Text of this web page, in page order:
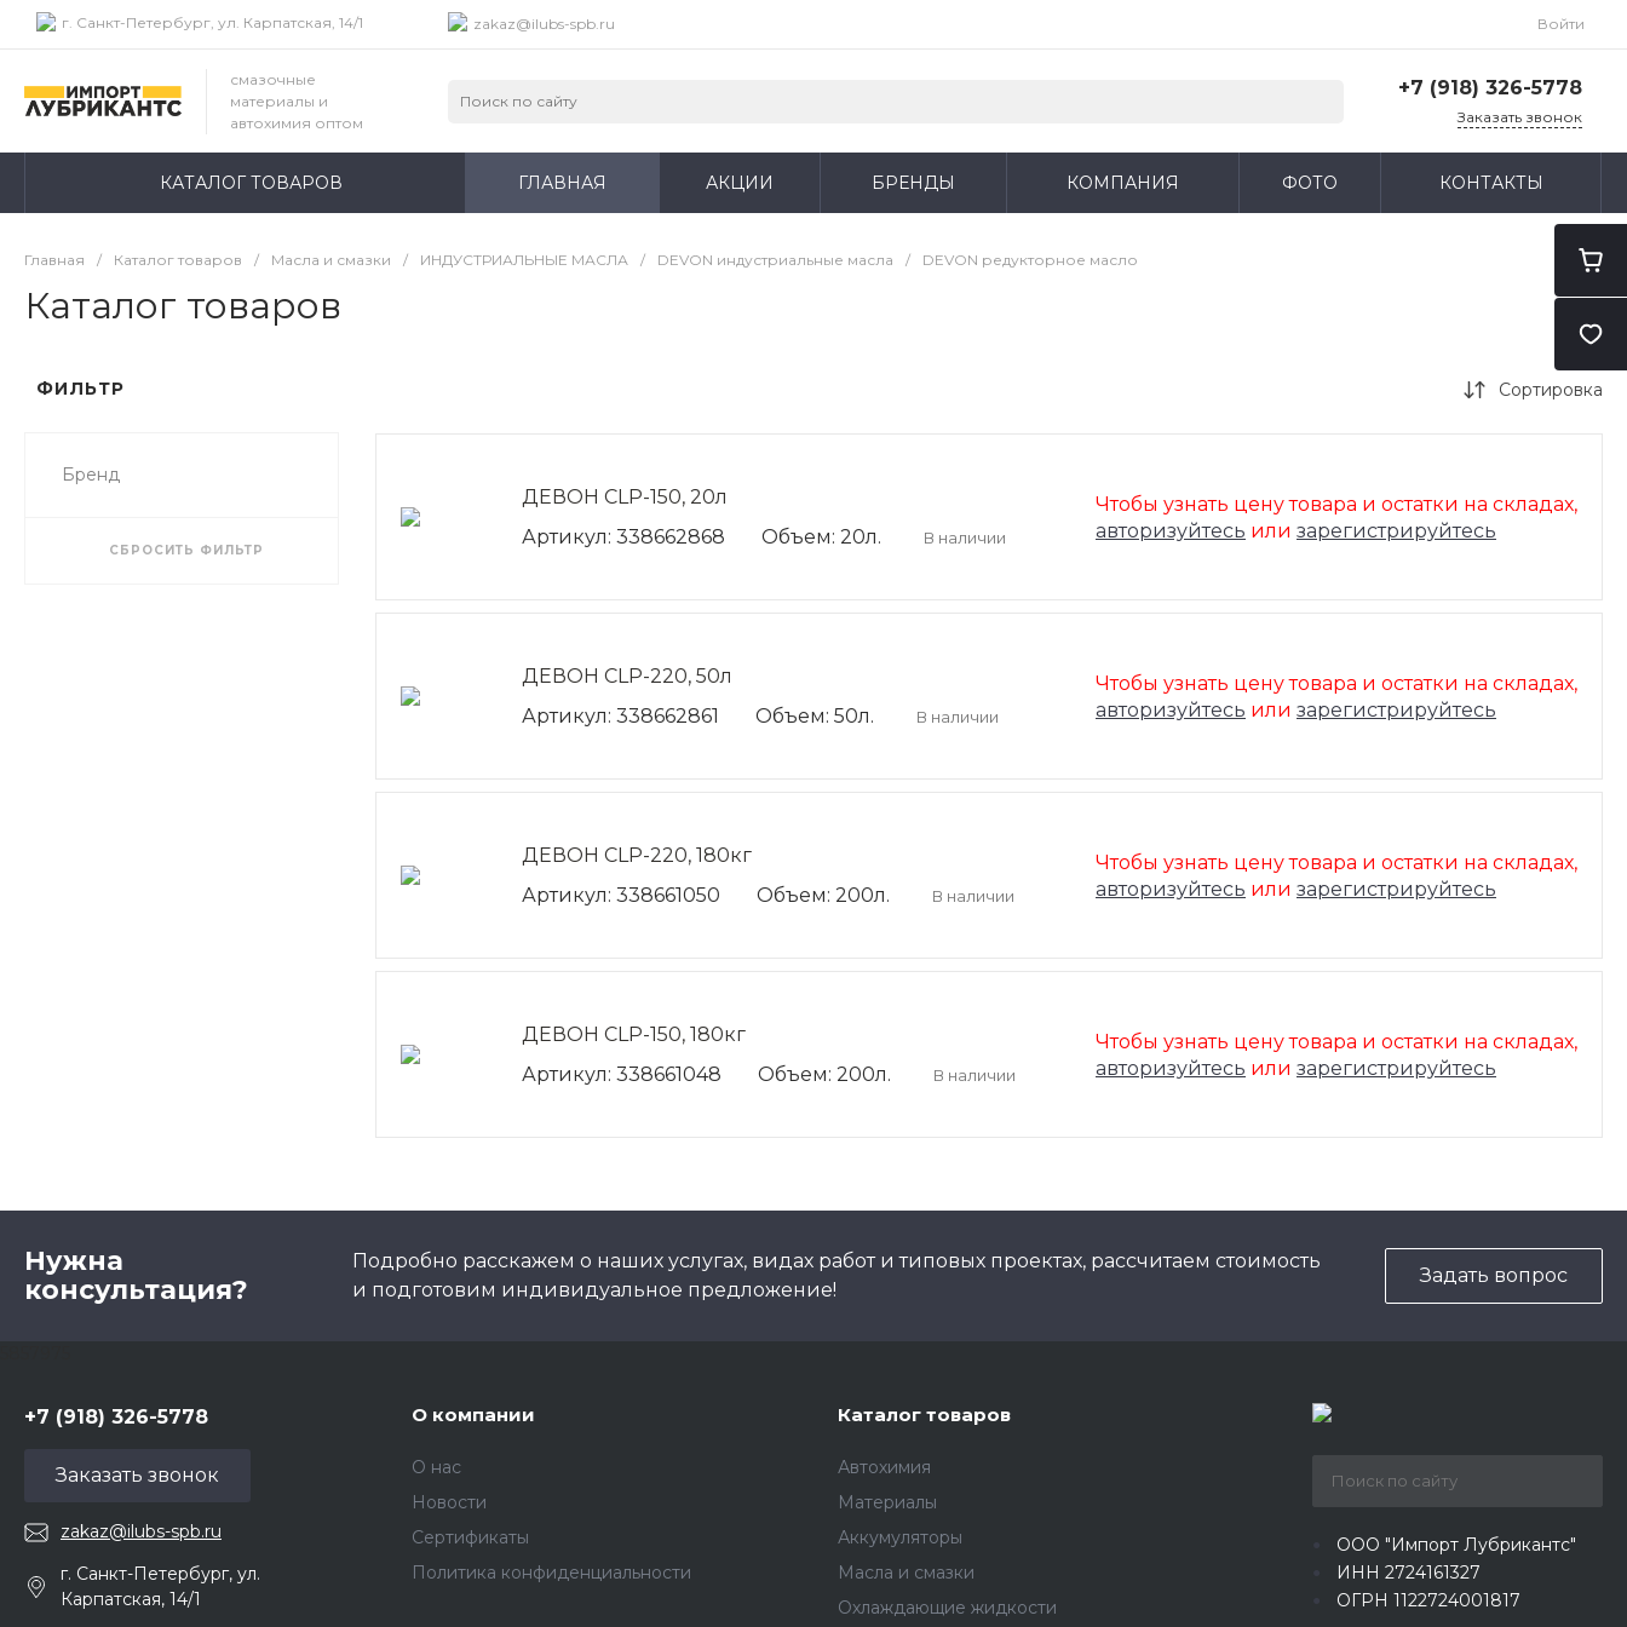
г. Санкт-Петербург, ул. Карпатская, 14/1 zakaz@ilubs-spb.ru Войти
смазочные
материалы и
автохимия оптом
+7 (918) 326-5778
г. Санкт-Петербург, ул.
Заказать звонок
КАТАЛОГ ТОВАРОВ ГЛАВНАЯ АКЦИИ БРЕНДЫ КОМПАНИЯ ФОТО КОНТАКТЫ
Главная / Каталог товаров / Масла и смазки / ИНДУСТРИАЛЬНЫЕ МАСЛА / DEVON индустриальные масла / DEVON редукторное масло
Каталог товаров
ФИЛЬТР
Бренд
СБРОСИТЬ ФИЛЬТР
Сортировка
ДЕВОН CLP-150, 20л
Артикул: 338662868
Объем: 20л. В наличии
Чтобы узнать цену товара и остатки на складах,
авторизуйтесь или зарегистрируйтесь
ДЕВОН CLP-220, 50л
Артикул: 338662861
Объем: 50л. В наличии
Чтобы узнать цену товара и остатки на складах,
авторизуйтесь или зарегистрируйтесь
ДЕВОН CLP-220, 180кг
Артикул: 338661050
Объем: 200л. В наличии
Чтобы узнать цену товара и остатки на складах,
авторизуйтесь или зарегистрируйтесь
ДЕВОН CLP-150, 180кг
Артикул: 338661048
Объем: 200л. В наличии
Чтобы узнать цену товара и остатки на складах,
авторизуйтесь или зарегистрируйтесь
Нужна
консультация?
Подробно расскажем о наших услугах, видах работ и типовых проектах, рассчитаем стоимость
и подготовим индивидуальное предложение!
Задать вопрос
+7 (918) 326-5778
Заказать звонок
zakaz@ilubs-spb.ru
г. Санкт-Петербург, ул.
Карпатская, 14/1
О компании
О нас
Новости
Сертификаты
Политика конфиденциальности
Каталог товаров
Автохимия
Материалы
Аккумуляторы
Масла и смазки
Охлаждающие жидкости
ООО "Импорт Лубрикантс"
ИНН 2724161327
ОГРН 1122724001817